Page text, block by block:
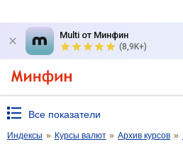
Multi от Минфин
(8,9K+)
Все показатели
Индексы » Курсы валют » Архив курсов »